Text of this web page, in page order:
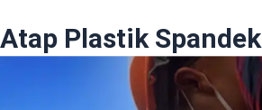
Plastik Spandek